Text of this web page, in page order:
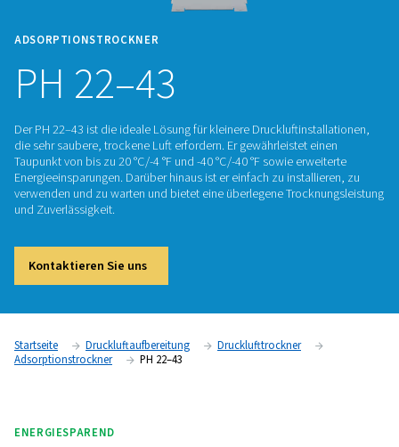
ADSORPTIONSTROCKNER
PH 22–43
Der PH 22–43 ist die ideale Lösung für kleinere
Taupunkt von bis zu 20 °C/-4 °F und -40 °C/-40 °F sowie
Energieeinsparungen. Darüber hinaus ist er einfach zu
verwenden und zu warten und bietet eine überlegene